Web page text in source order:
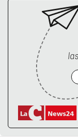
Ilreggino.it
Ilvibonese.it